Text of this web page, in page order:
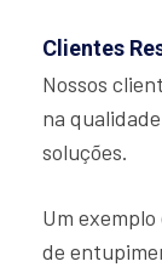
Clientes
Nossos
na
soluções.
Um
de